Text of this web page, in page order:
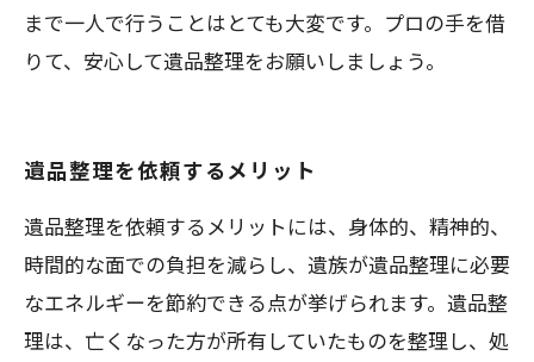
まで一人で行うことはとても大変です。プロの手を借
りて、安心して遺品整理をお願いしましょう。
遺品整理を依頼するメリット
遺品整理を依頼するメリットには、身体的、精神的、
時間的な面での負担を減らし、遺族が遺品整理に必要
なエネルギーを節約できる点が挙げられます。遺品整
理は、亡くなった方が所有していたものを整理し、処